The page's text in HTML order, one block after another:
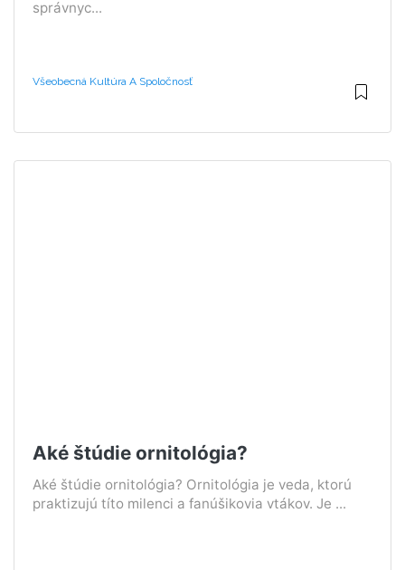
správnyc...
Všeobecná Kultúra A Spoločnosť
Aké štúdie ornitológia?
Aké štúdie ornitológia? Ornitológia je veda, ktorú
praktizujú títo milenci a fanúšikovia vtákov. Je ...